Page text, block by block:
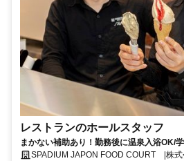
レストランのホールスタッフ
まかない補助あり！勤務後に温泉入浴OK/
活躍中！週2日～OK
SPADIUM JAPON FOOD COURT |株式